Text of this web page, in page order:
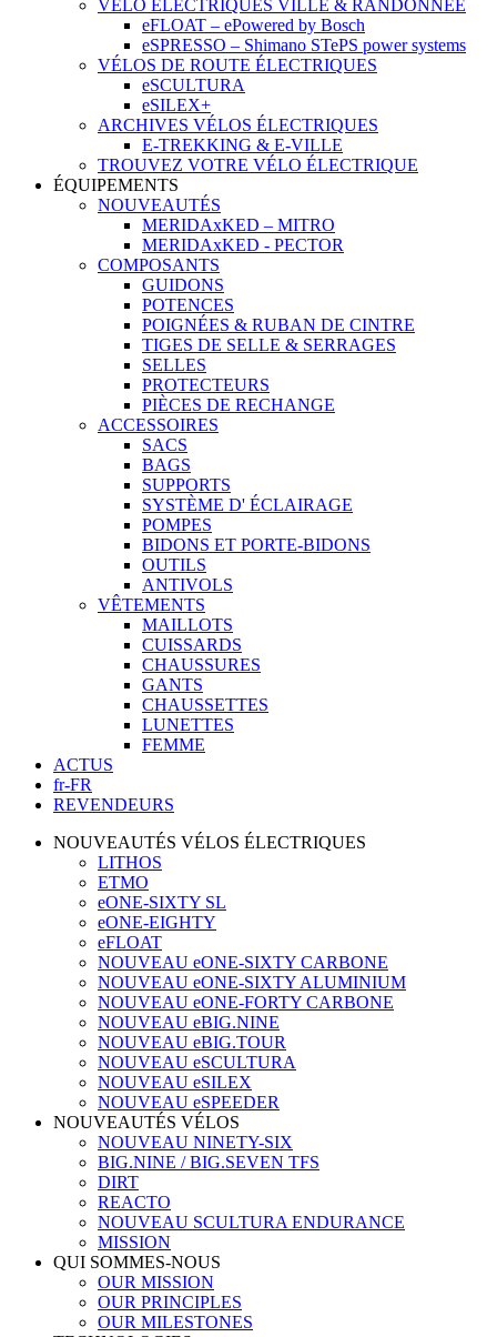
VÉLO ÉLECTRIQUES VILLE & RANDONNÉE
eFLOAT – ePowered by Bosch
eSPRESSO – Shimano STePS power systems
VÉLOS DE ROUTE ÉLECTRIQUES
eSCULTURA
eSILEX+
ARCHIVES VÉLOS ÉLECTRIQUES
E-TREKKING & E-VILLE
TROUVEZ VOTRE VÉLO ÉLECTRIQUE
ÉQUIPEMENTS
NOUVEAUTÉS
MERIDAxKED – MITRO
MERIDAxKED - PECTOR
COMPOSANTS
GUIDONS
POTENCES
POIGNÉES & RUBAN DE CINTRE
TIGES DE SELLE & SERRAGES
SELLES
PROTECTEURS
PIÈCES DE RECHANGE
ACCESSOIRES
SACS
BAGS
SUPPORTS
SYSTÈME D' ÉCLAIRAGE
POMPES
BIDONS ET PORTE-BIDONS
OUTILS
ANTIVOLS
VÊTEMENTS
MAILLOTS
CUISSARDS
CHAUSSURES
GANTS
CHAUSSETTES
LUNETTES
FEMME
ACTUS
fr-FR
REVENDEURS
NOUVEAUTÉS VÉLOS ÉLECTRIQUES
LITHOS
ETMO
eONE-SIXTY SL
eONE-EIGHTY
eFLOAT
NOUVEAU eONE-SIXTY CARBONE
NOUVEAU eONE-SIXTY ALUMINIUM
NOUVEAU eONE-FORTY CARBONE
NOUVEAU eBIG.NINE
NOUVEAU eBIG.TOUR
NOUVEAU eSCULTURA
NOUVEAU eSILEX
NOUVEAU eSPEEDER
NOUVEAUTÉS VÉLOS
NOUVEAU NINETY-SIX
BIG.NINE / BIG.SEVEN TFS
DIRT
REACTO
NOUVEAU SCULTURA ENDURANCE
MISSION
QUI SOMMES-NOUS
OUR MISSION
OUR PRINCIPLES
OUR MILESTONES